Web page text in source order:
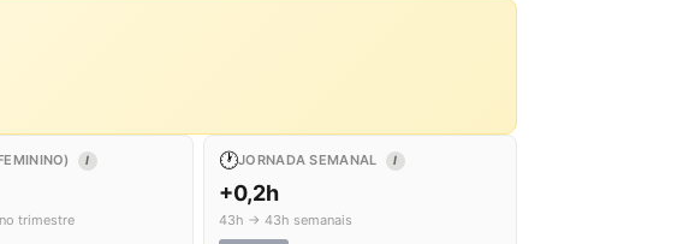
I
trimestre
🕐JORNADA SEMANAL I
+0,2h
43h → 43h semanais